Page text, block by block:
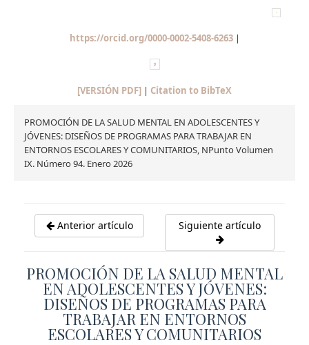
https://orcid.org/0000-0002-5408-6263|
[VERSIÓN PDF] | Citation to BibTeX
PROMOCIÓN DE LA SALUD MENTAL EN ADOLESCENTES Y
JÓVENES: DISEÑOS DE PROGRAMAS PARA TRABAJAR EN
ENTORNOS ESCOLARES Y COMUNITARIOS, NPunto Volumen
IX. Número 94. Enero 2026
Anterior artículo Siguiente artículo
PROMOCIÓN DE LA SALUD MENTAL
EN ADOLESCENTES Y JÓVENES:
DISEÑOS DE PROGRAMAS PARA
TRABAJAR EN ENTORNOS
ESCOLARES Y COMUNITARIOS